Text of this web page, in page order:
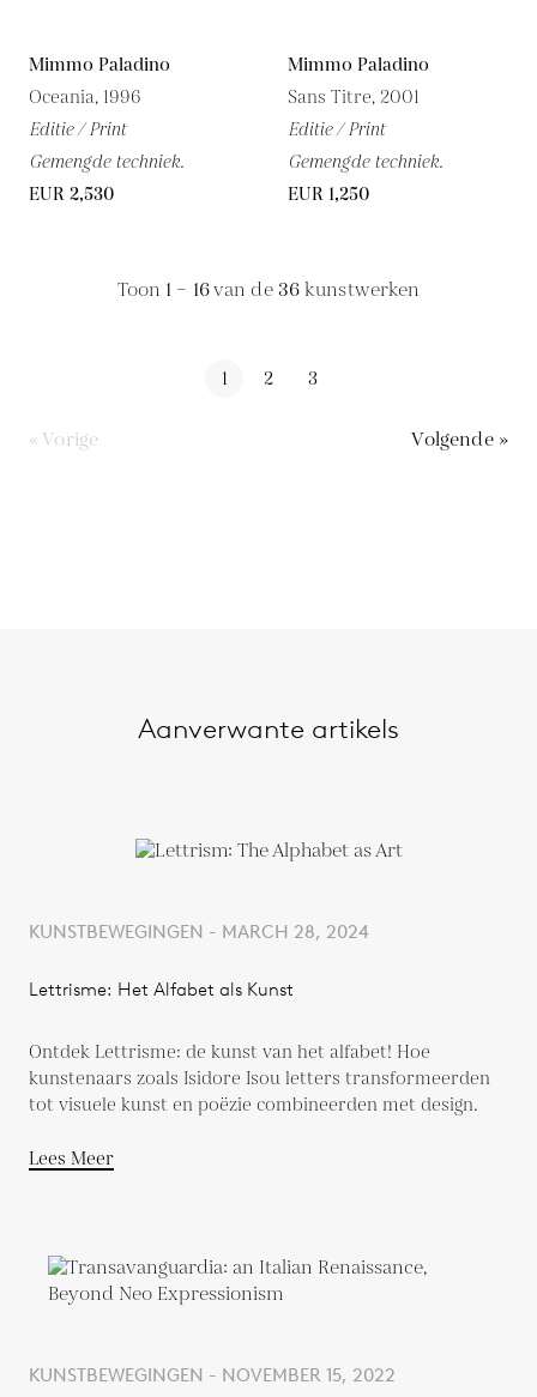
Mimmo Paladino
Oceania, 1996
Editie / Print
Gemengde techniek.
EUR 2,530
Mimmo Paladino
Sans Titre, 2001
Editie / Print
Gemengde techniek.
EUR 1,250
Toon 1 – 16van de 36kunstwerken
1 2 3
« Vorige Volgende »
Aanverwante artikels
KUNSTBEWEGINGEN - MARCH 28, 2024
Lettrisme: Het Alfabet als Kunst
Ontdek Lettrisme: de kunst van het alfabet! Hoe
kunstenaars zoals Isidore Isou letters transformeerden
tot visuele kunst en poëzie combineerden met design.
Lees Meer
KUNSTBEWEGINGEN - NOVEMBER 15, 2022